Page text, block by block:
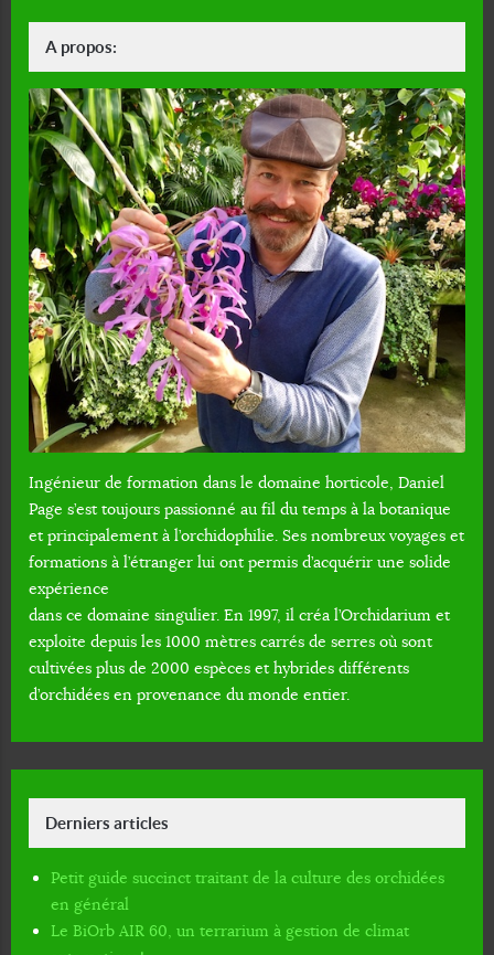
A propos:
Ingénieur de formation dans le domaine horticole, Daniel
Page s’est toujours passionné au fil du temps à la botanique
et principalement à l’orchidophilie. Ses nombreux voyages et
formations à l’étranger lui ont permis d’acquérir une solide
expérience
dans ce domaine singulier. En 1997, il créa l’Orchidarium et
exploite depuis les 1000 mètres carrés de serres où sont
cultivées plus de 2000 espèces et hybrides différents
d’orchidées en provenance du monde entier.
Derniers articles
Petit guide succinct traitant de la culture des orchidées
en général
Le BiOrb AIR 60, un terrarium à gestion de climat